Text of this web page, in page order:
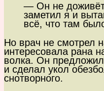
— Он не
заметил я и
всё, что там
Но врач не смотрел
интересовала рана
волка. Он
и сделал укол
снотворного.